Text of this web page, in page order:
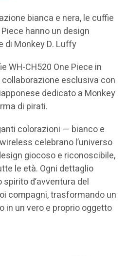
bianca e nera, le cuffie
hanno un design
di Monkey D. Luffy
WH-CH520 One Piece in
esclusiva con
dedicato a Monkey
di pirati.
colorazioni — bianco e
celebrano l’universo
giocoso e riconoscibile,
le età. Ogni dettaglio
spirito d’avventura del
compagni, trasformando un
in un vero e proprio oggetto